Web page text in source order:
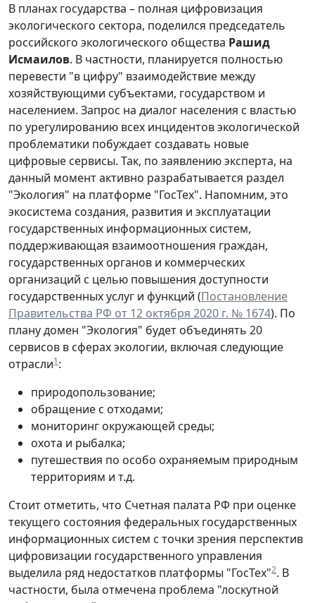
В планах государства – полная цифровизация
экологического сектора, поделился председатель
российского экологического общества Рашид
Исмаилов. В частности, планируется полностью
перевести "в цифру" взаимодействие между
хозяйствующими субъектами, государством и
населением. Запрос на диалог населения с властью
по урегулированию всех инцидентов экологической
проблематики побуждает создавать новые
цифровые сервисы. Так, по заявлению эксперта, на
данный момент активно разрабатывается раздел
"Экология" на платформе "ГосТех". Напомним, это
экосистема создания, развития и эксплуатации
государственных информационных систем,
поддерживающая взаимоотношения граждан,
государственных органов и коммерческих
организаций с целью повышения доступности
государственных услуг и функций (Постановление
Правительства РФ от 12 октября 2020 г. № 1674). По
плану домен "Экология" будет объединять 20
сервисов в сферах экологии, включая следующие
отрасли1:
природопользование;
обращение с отходами;
мониторинг окружающей среды;
охота и рыбалка;
путешествия по особо охраняемым природным
территориям и т.д.
Стоит отметить, что Счетная палата РФ при оценке
текущего состояния федеральных государственных
информационных систем с точки зрения перспектив
цифровизации государственного управления
выделила ряд недостатков платформы "ГосТех"2. В
частности, была отмечена проблема "лоскутной